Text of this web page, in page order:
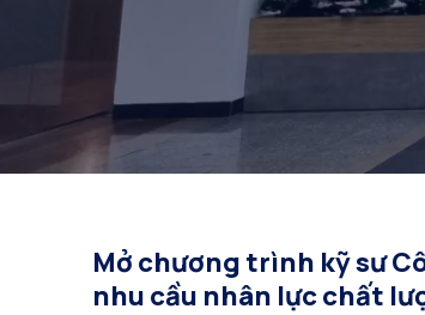
Mở chương trình kỹ sư
nhu cầu nhân lực chất